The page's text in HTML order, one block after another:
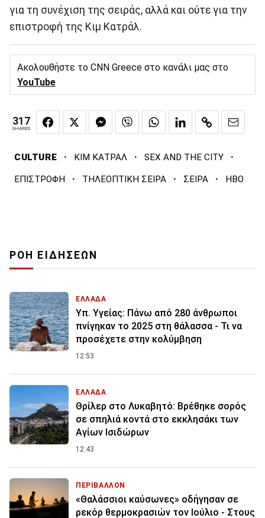
για τη συνέχιση της σειράς, αλλά και ούτε για την
επιστροφή της Κιμ Κατράλ.
Ακολουθήστε το CNN Greece στο κανάλι μας στο
YouTube
317
SHARES
CULTURE · ΚΙΜ ΚΑΤΡΑΛ · SEX AND THE CITY ·
ΕΠΙΣΤΡΟΦΗ · ΤΗΛΕΟΠΤΙΚΗ ΣΕΙΡΑ · ΣΕΙΡΑ · HBO
ΡΟΗ ΕΙΔΗΣΕΩΝ
ΕΛΛΑΔΑ
Υπ. Υγείας: Πάνω από 280 άνθρωποι
πνίγηκαν το 2025 στη θάλασσα - Τι να
προσέχετε στην κολύμβηση
12:53
ΕΛΛΑΔΑ
Θρίλερ στο Λυκαβητό: Βρέθηκε σορός
σε σπηλιά κοντά στο εκκλησάκι των
Αγίων Ισιδώρων
12:43
ΠΕΡΙΒΑΛΛΟΝ
«Θαλάσσιοι καύσωνες» οδήγησαν σε
ρεκόρ θερμοκρασιών τον Ιούλιο - Στους